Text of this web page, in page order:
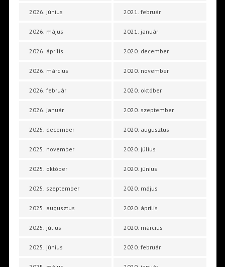
2026. június
2026. május
2026. április
2026. március
2026. február
2026. január
2025. december
2025. november
2025. október
2025. szeptember
2025. augusztus
2025. július
2025. június
2021. február
2021. január
2020. december
2020. november
2020. október
2020. szeptember
2020. augusztus
2020. július
2020. június
2020. május
2020. április
2020. március
2020. február